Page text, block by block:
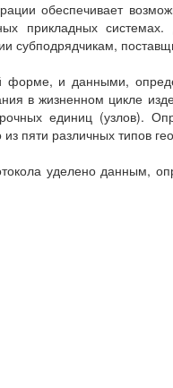
обеспечивает
прикладных системах.
субподрядчикам,
форме, и данными,
в жизненном цикле
единиц (узлов).
пяти различных типов
уделено данным,